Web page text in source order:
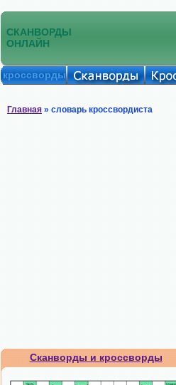
СКАНВОРДЫ
ОНЛАЙН
кроссворды
Главная » словарь кроссвордиста
Сканворды и кроссворды